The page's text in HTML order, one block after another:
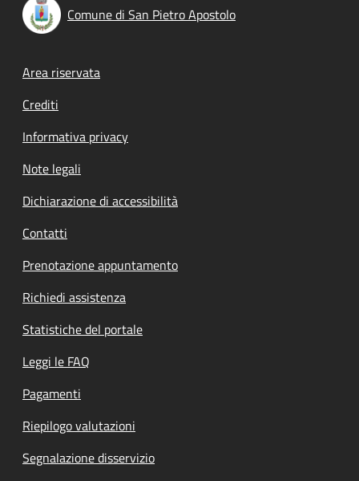
Comune di San Pietro Apostolo
Footer menu
Area riservata
Crediti
Informativa privacy
Note legali
Dichiarazione di accessibilità
Contatti
Prenotazione appuntamento
Richiedi assistenza
Statistiche del portale
Leggi le FAQ
Pagamenti
Riepilogo valutazioni
Segnalazione disservizio